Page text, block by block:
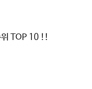
위 TOP 10 !!